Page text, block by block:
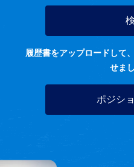
履歴書をアップロードして
せま